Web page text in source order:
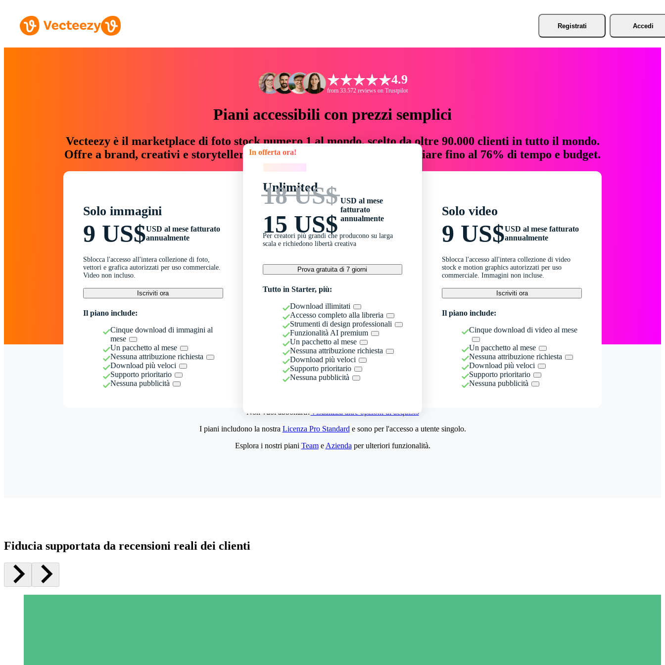
Registrati Accedi
4.9
from 33.572 reviews on Trustpilot
Piani accessibili con prezzi semplici
Vecteezy è il marketplace di foto stock numero 1 al mondo, scelto da oltre 90.000 clienti in tutto il mondo.
Offre a brand, creativi e storyteller risorse creative che fanno risparmiare fino al 76% di tempo e budget.
Solo immagini
9 US$USD al mese fatturato
annualmente
Sblocca l'accesso all'intera collezione di foto,
vettori e grafica autorizzati per uso commerciale.
Video non incluso.
Iscriviti ora
Il piano include:
Cinque download di immagini al
mese
Un pacchetto al mese
Nessuna attribuzione richiesta
Download più veloci
Supporto prioritario
Nessuna pubblicità
In offerta ora!
Unlimited
18 US$
15 US$
USD al mese
fatturato
annualmente
Per creatori più grandi che producono su larga
scala e richiedono libertà creativa
Prova gratuita di 7 giorni
Tutto in Starter, più:
Download illimitati
Accesso completo alla libreria
Strumenti di design professionali
Funzionalità AI premium
Un pacchetto al mese
Nessuna attribuzione richiesta
Download più veloci
Supporto prioritario
Nessuna pubblicità
Solo video
9 US$USD al mese fatturato
annualmente
Sblocca l'accesso all'intera collezione di video
stock e motion graphics autorizzati per uso
commerciale. Immagini non incluse.
Iscriviti ora
Il piano include:
Cinque download di video al mese
Un pacchetto al mese
Nessuna attribuzione richiesta
Download più veloci
Supporto prioritario
Nessuna pubblicità
Non vuoi abbonarti?Visualizza altre opzioni di acquisto
I piani includono la nostra Licenza Pro Standard e sono per l'accesso a utente singolo.
Esplora i nostri piani Teame Azienda per ulteriori funzionalità.
Fiducia supportata da recensioni reali dei clienti